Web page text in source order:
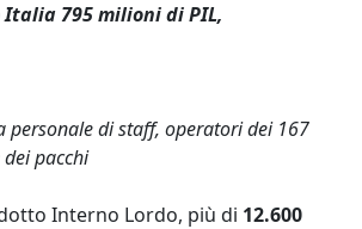
795 milioni di PIL,
di staff, operatori dei 167
pacchi
Interno Lordo, più di 12.600